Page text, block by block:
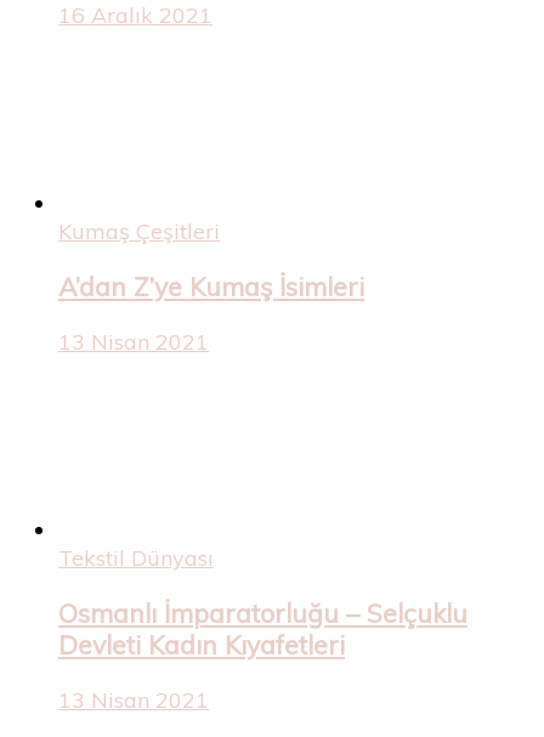
16 Aralık 2021
Kumaş Çeşitleri
A’dan Z’ye Kumaş İsimleri
13 Nisan 2021
Tekstil Dünyası
Osmanlı İmparatorluğu – Selçuklu
Devleti Kadın Kıyafetleri
13 Nisan 2021